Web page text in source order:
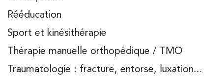
Rééducation
Sport et kinésithérapie
Thérapie manuelle orthopédique / TMO
Traumatologie : fracture, entorse, luxation...